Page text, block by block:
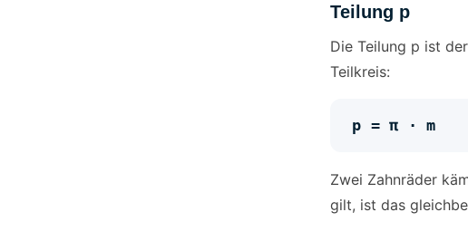
Teilung p
Die Teilung p ist
Teilkreis:
p = π · m
Zwei Zahnräder
gilt, ist das